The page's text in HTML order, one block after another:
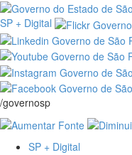
SP + Digital
/governosp
SP + Digital